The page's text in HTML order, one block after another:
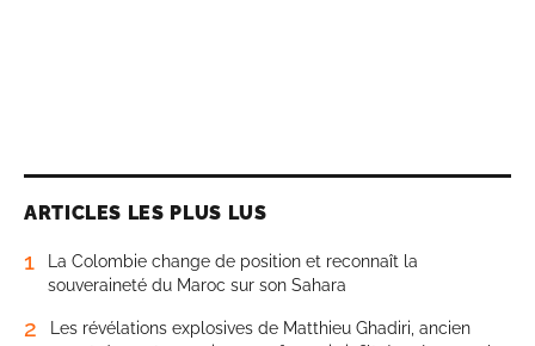
ARTICLES LES PLUS LUS
1
La Colombie change de position et reconnaît la
souveraineté du Maroc sur son Sahara
2
Les révélations explosives de Matthieu Ghadiri, ancien